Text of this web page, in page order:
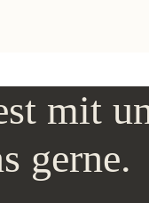
mit
gerne.